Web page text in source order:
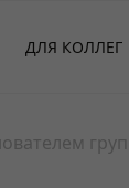
ДЛЯ КОЛЛЕГ